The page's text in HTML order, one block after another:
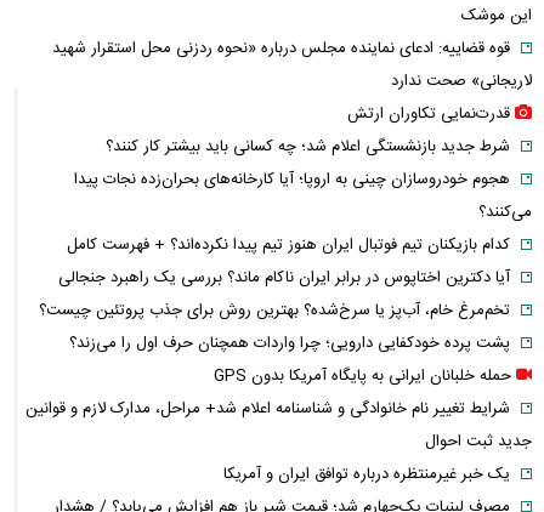
این موشک
قوه قضاییه: ادعای نماینده مجلس درباره «نحوه ردزنی محل استقرار شهید
لاریجانی» صحت ندارد
قدرت‌نمایی تکاوران ارتش
شرط جدید بازنشستگی اعلام شد؛ چه کسانی باید بیشتر کار کنند؟
هجوم خودروسازان چینی به اروپا؛ آیا کارخانه‌های بحران‌زده نجات پیدا
می‌کنند؟
کدام بازیکنان تیم فوتبال ایران هنوز تیم پیدا نکرده‌اند؟ + فهرست کامل
آیا دکترین اختاپوس در برابر ایران ناکام ماند؟ بررسی یک راهبرد جنجالی
تخم‌مرغ خام، آب‌پز یا سرخ‌شده؟ بهترین روش برای جذب پروتئین چیست؟
پشت پرده خودکفایی دارویی؛ چرا واردات همچنان حرف اول را می‌زند؟
حمله خلبانان ایرانی به پایگاه آمریکا بدون GPS
شرایط تغییر نام خانوادگی و شناسنامه اعلام شد+ مراحل، مدارک لازم و قوانین
جدید ثبت احوال
یک خبر غیرمنتظره درباره توافق ایران و آمریکا